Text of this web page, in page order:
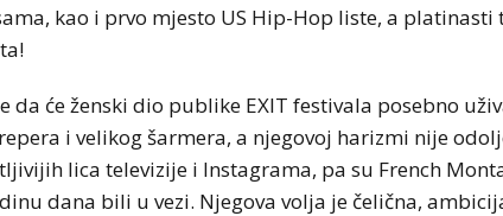
kao i prvo mjesto US Hip-Hop liste, a
da će ženski dio publike EXIT festivala posebno
repera i velikog šarmera, a njegovoj harizmi nije
lica televizije i Instagrama, pa su French
dana bili u vezi. Njegova volja je čelična,